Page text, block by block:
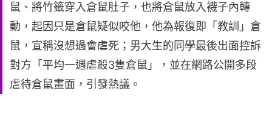
鼠、將竹籤穿入倉鼠肚子，也將倉鼠放入襪子內轉
動，起因只是倉鼠疑似咬他，他為報復即「教訓」倉
鼠，宣稱沒想過會虐死；男大生的同學最後出面控訴
對方「平均一週虐殺3隻倉鼠」，並在網路公開多段
虐待倉鼠畫面，引發熱議。